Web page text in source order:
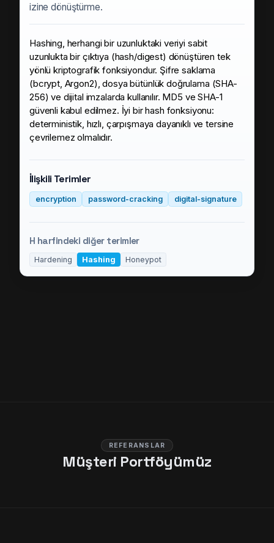
izine dönüştürme.
Hashing, herhangi bir uzunluktaki veriyi sabit
uzunlukta bir çıktıya (hash/digest) dönüştüren tek
yönlü kriptografik fonksiyondur. Şifre saklama
(bcrypt, Argon2), dosya bütünlük doğrulama (SHA-
256) ve dijital imzalarda kullanılır. MD5 ve SHA-1
güvenli kabul edilmez. İyi bir hash fonksiyonu:
deterministik, hızlı, çarpışmaya dayanıklı ve tersine
çevrilemez olmalıdır.
İlişkili Terimler
encryption password-cracking digital-signature
H harfindeki diğer terimler
Hardening Hashing Honeypot
REFERANSLAR
Müşteri Portföyümüz